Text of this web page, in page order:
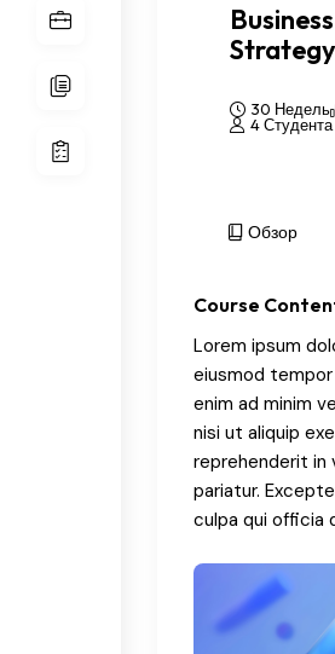
Strategy
30 Недель
4 Студента
Обзор
Course
Lorem ipsum
eiusmod
enim ad minim
nisi ut aliquip
reprehenderit in
pariatur.
culpa qui officia